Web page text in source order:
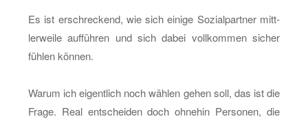
Es ist er­schre­ckend, wie sich ei­ni­ge So­zi­al­part­ner mitt­
ler­wei­le auf­füh­ren und sich dabei voll­kom­men si­cher
füh­len kön­nen.
Warum ich ei­gent­lich noch wäh­len gehen soll, das ist die
Frage. Real ent­schei­den doch oh­ne­hin Per­so­nen, die